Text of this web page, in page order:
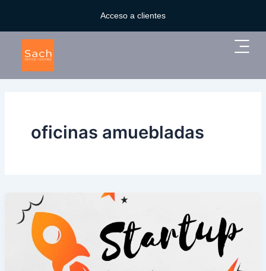
contenido
Acceso a clientes
Main
oficinas amuebladas